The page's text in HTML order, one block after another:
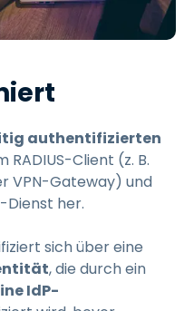
authentifizierten
RADIUS-Client (z. B.
VPN-Gateway) und
Dienst her.
sich über eine
, die durch ein
IdP-